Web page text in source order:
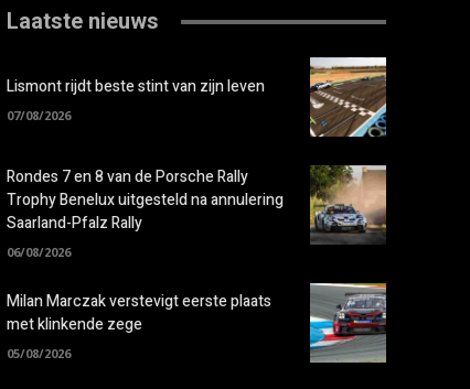
Laatste nieuws
Lismont rijdt beste stint van zijn leven
07/08/2026
Rondes 7 en 8 van de Porsche Rally
Trophy Benelux uitgesteld na annulering
Saarland-Pfalz Rally
06/08/2026
Milan Marczak verstevigt eerste plaats
met klinkende zege
05/08/2026